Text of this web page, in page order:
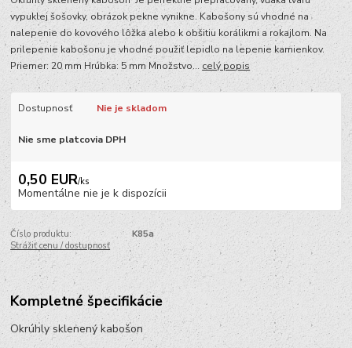
vypuklej šošovky, obrázok pekne vynikne. Kabošony sú vhodné na
nalepenie do kovového lôžka alebo k obšitiu korálikmi a rokajlom. Na
prilepenie kabošonu je vhodné použiť lepidlo na lepenie kamienkov.
Priemer: 20 mm Hrúbka: 5 mm Množstvo... celý popis
Dostupnosť Nie je skladom
Nie sme platcovia DPH
0,50 EUR/ks
Momentálne nie je k dispozícii
Číslo produktu:
K85a
Strážiť cenu / dostupnosť
Kompletné špecifikácie
Okrúhly sklenený kabošon